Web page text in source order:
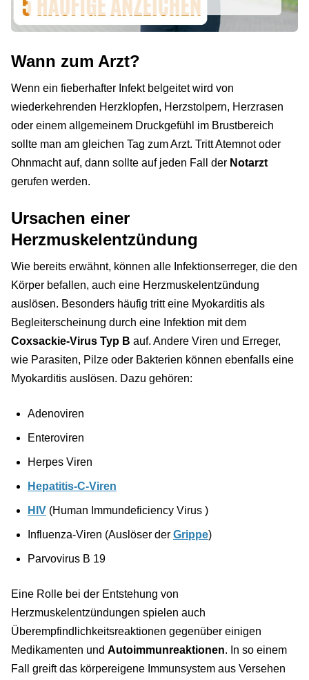
Wann zum Arzt?
Wenn ein fieberhafter Infekt belgeitet wird von
wiederkehrenden Herzklopfen, Herzstolpern, Herzrasen
oder einem allgemeinem Druckgefühl im Brustbereich
sollte man am gleichen Tag zum Arzt. Tritt Atemnot oder
Ohnmacht auf, dann sollte auf jeden Fall der Notarzt
gerufen werden.
Ursachen einer
Herzmuskelentzündung
Wie bereits erwähnt, können alle Infektionserreger, die den
Körper befallen, auch eine Herzmuskelentzündung
auslösen. Besonders häufig tritt eine Myokarditis als
Begleiterscheinung durch eine Infektion mit dem
Coxsackie-Virus Typ B auf. Andere Viren und Erreger,
wie Parasiten, Pilze oder Bakterien können ebenfalls eine
Myokarditis auslösen. Dazu gehören:
Adenoviren
Enteroviren
Herpes Viren
Hepatitis-C-Viren
HIV (Human Immundeficiency Virus )
Influenza-Viren (Auslöser der Grippe)
Parvovirus B 19
Eine Rolle bei der Entstehung von
Herzmuskelentzündungen spielen auch
Überempfindlichkeitsreaktionen gegenüber einigen
Medikamenten und Autoimmunreaktionen. In so einem
Fall greift das körpereigene Immunsystem aus Versehen